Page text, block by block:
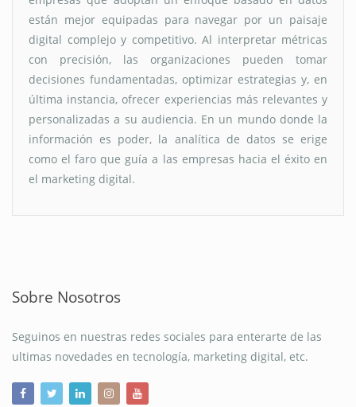
están mejor equipadas para navegar por un paisaje
digital complejo y competitivo. Al interpretar métricas
con precisión, las organizaciones pueden tomar
decisiones fundamentadas, optimizar estrategias y, en
última instancia, ofrecer experiencias más relevantes y
personalizadas a su audiencia. En un mundo donde la
información es poder, la analítica de datos se erige
como el faro que guía a las empresas hacia el éxito en
el marketing digital.
Sobre Nosotros
Seguinos en nuestras redes sociales para enterarte de las
ultimas novedades en tecnología, marketing digital, etc.